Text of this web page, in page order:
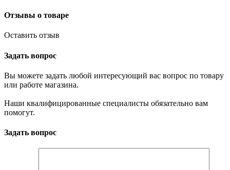
Отзывы о товаре
Оставить отзыв
Задать вопрос
Вы можете задать любой интересующий вас вопрос по товару
или работе магазина.
Наши квалифицированные специалисты обязательно вам
помогут.
Задать вопрос